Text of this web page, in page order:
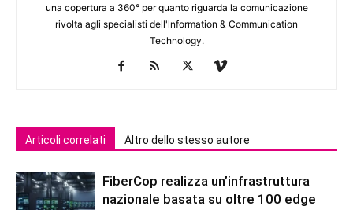
una copertura a 360° per quanto riguarda la comunicazione
rivolta agli specialisti dell'lnformation & Communication
Technology.
Articoli correlati Altro dello stesso autore
FiberCop realizza un’infrastruttura
nazionale basata su oltre 100 edge